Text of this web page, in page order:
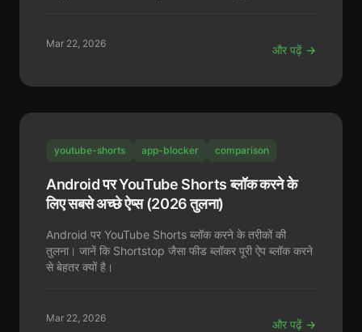
Mar 22, 2026 और पढ़ें →
youtube-shorts app-blocker comparison
Android पर YouTube Shorts ब्लॉक करने के
लिए सबसे अच्छे ऐप्स (2026 तुलना)
Android पर YouTube Shorts ब्लॉक करने के तरीकों की
तुलना। जानें कि Shortstop जैसा फीड ब्लॉकर पूरी ऐप ब्लॉक करने
से बेहतर क्यों है।
Mar 22, 2026 और पढ़ें →